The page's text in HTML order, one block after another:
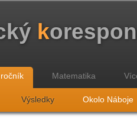
k
Matematika
Výsledky Okolo Náboje